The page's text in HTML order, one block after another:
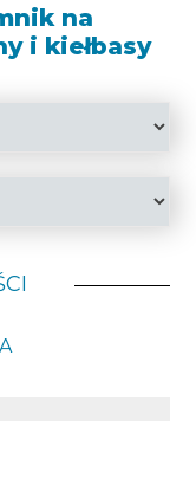
na
i kiełbasy